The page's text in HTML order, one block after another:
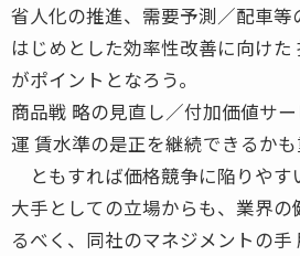
省人化の推進、需要予測／配車等
はじめとした効率性改善に向け
がポイントとなろう。
商品戦 略の見直し／付加価値サー
運 賃水準の是正を継続できるかも
ともすれば価格競争に陥りやす
大手としての立場からも、業界
るべく、同社のマネジメントの手